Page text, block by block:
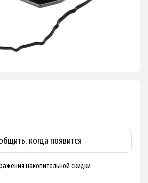
когда появится
накопительной скидки